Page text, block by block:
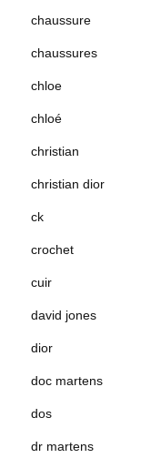
chaussure
chaussures
chloe
chloé
christian
christian dior
ck
crochet
cuir
david jones
dior
doc martens
dos
dr martens